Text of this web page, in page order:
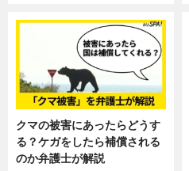
クマの被害にあったらどうす
る？ケガをしたら補償される
のか弁護士が解説